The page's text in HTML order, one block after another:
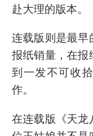
赴大理的版本。
连载版则是最早
报纸销量，在报
到一发不可收
作。
在连载版《天龙